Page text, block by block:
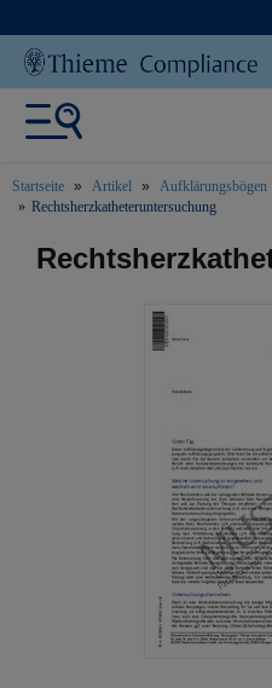
Startseite Artikel Aufklärungsbögen
Rechtsherzkatheteruntersuchung
text.skipToContent
text.skipToNavigation